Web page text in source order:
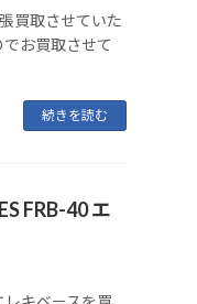
買取させていた
お買取させて
続きを読む
FRB-40 エ